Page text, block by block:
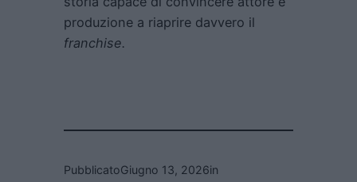
produzione a riaprire davvero il
franchise.
PubblicatoGiugno 13, 2026in